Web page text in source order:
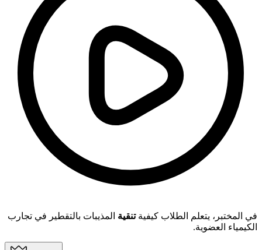
في المختبر، يتعلم الطلاب كيفيةتنقية المذيبات بالتقطير في تجارب
الكيمياء العضوية.